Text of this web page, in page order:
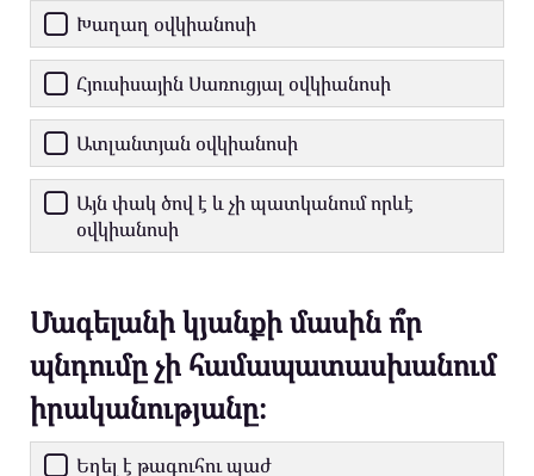
Խաղաղ օվկիանոսի
Հյուսիսային Սառուցյալ օվկիանոսի
Ատլանտյան օվկիանոսի
Այն փակ ծով է և չի պատկանում որևէ
օվկիանոսի
Մագելանի կյանքի մասին ո՞ր
պնդումը չի համապատասխանում
իրականությանը։
Եղել է թագուհու պաժ